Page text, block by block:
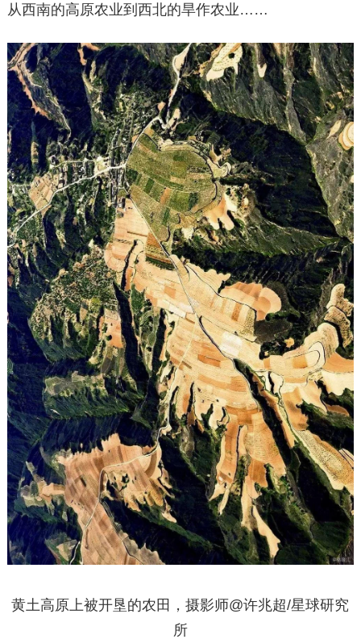
从西南的高原农业到西北的旱作农业……
黄土高原上被开垦的农田，摄影师@许兆超/星球研究
所